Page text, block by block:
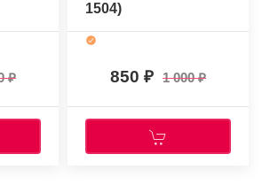
1504)
(оригинальный)
850 1 000